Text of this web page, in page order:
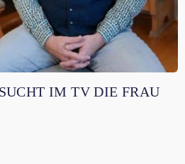
IM TV DIE FRAU